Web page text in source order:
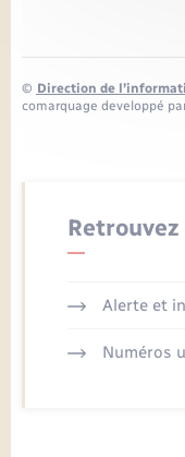
© Direction de
comarquage developpé
Retrouvez
Alerte et
Numéros